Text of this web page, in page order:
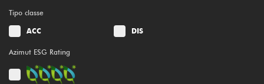
Tipo classe
ACC DIS
Azimut ESG Rating